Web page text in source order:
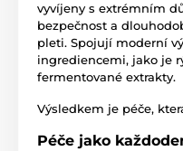
vyvíjeny s extrémním
bezpečnost a
pleti. Spojují moderní
ingrediencemi, jako je
fermentované extrakty.
Výsledkem je péče,
Péče jako